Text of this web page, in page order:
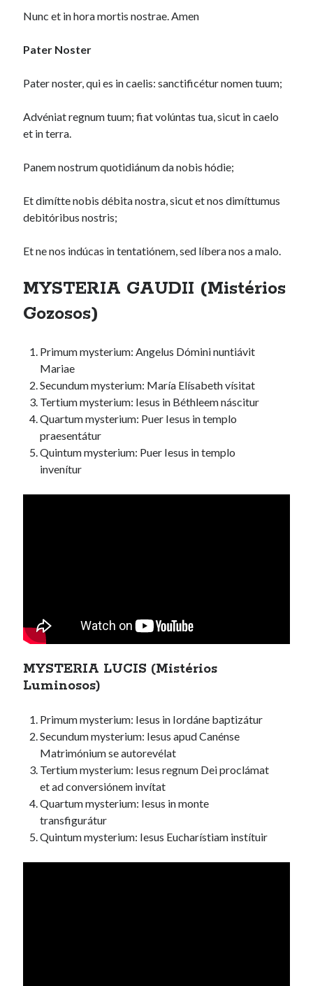
Nunc et in hora mortis nostrae. Amen
Pater Noster
Pater noster, qui es in caelis: sanctificétur nomen tuum;
Advéniat regnum tuum; fiat volúntas tua, sicut in caelo
et in terra.
Panem nostrum quotidiánum da nobis hódie;
Et dimítte nobis débita nostra, sicut et nos dimíttumus
debitóribus nostris;
Et ne nos indúcas in tentatiónem, sed líbera nos a malo.
MYSTERIA GAUDII (Mistérios
Gozosos)
Primum mysterium: Angelus Dómini nuntiávit
Mariae
Secundum mysterium: María Elísabeth vísitat
Tertium mysterium: Iesus in Béthleem náscitur
Quartum mysterium: Puer Iesus in templo
praesentátur
Quintum mysterium: Puer Iesus in templo
invenítur
MYSTERIA LUCIS (Mistérios
Luminosos)
Primum mysterium: Iesus in Iordáne baptizátur
Secundum mysterium: Iesus apud Canénse
Matrimónium se autorevélat
Tertium mysterium: Iesus regnum Dei proclámat
et ad conversiónem invítat
Quartum mysterium: Iesus in monte
transfigurátur
Quintum mysterium: Iesus Eucharístiam instítuir